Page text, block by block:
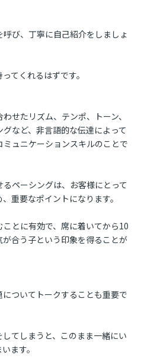
び、丁寧に自己紹介をしましょ
てくれるはずです。
せたリズム、テンポ、トーン、
など、非言語的な伝達によって
ュニケーションスキルのことで
ペーシングは、お客様にとって
重要なポイントになります。
とに有効で、席に着いてから10
合う子という印象を得ることが
ついてトークすることも重要で
てしまうと、このまま一緒にい
ます。